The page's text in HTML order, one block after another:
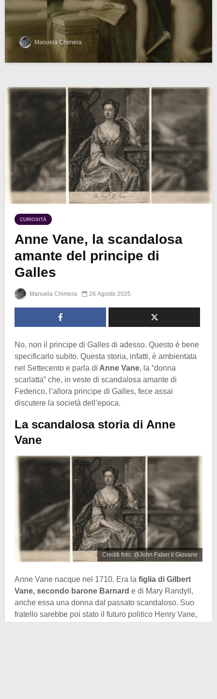
Manuela Chimera
CURIOSITÀ
Anne Vane, la scandalosa
amante del principe di
Galles
Manuela Chimera 26 Agosto 2025
No, non il principe di Galles di adesso. Questo è bene
specificarlo subito. Questa storia, infatti, è ambientata
nel Settecento e parla di Anne Vane, la “donna
scarlatta” che, in veste di scandalosa amante di
Federico, l’allora principe di Galles, fece assai
discutere la società dell’epoca.
La scandalosa storia di Anne
Vane
Crediti foto: @John Faber il Giovane
Anne Vane nacque nel 1710. Era la figlia di Gilbert
Vane, secondo barone Barnard e di Mary Randyll,
anche essa una donna dal passato scandaloso. Suo
fratello sarebbe poi stato il futuro politico Henry Vane,